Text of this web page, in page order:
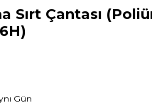
Sırt Çantası
Gün